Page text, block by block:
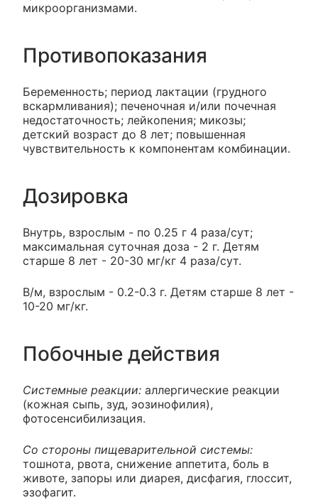
микроорганизмами.
Противопоказания
Беременность; период лактации (грудного
вскармливания); печеночная и/или почечная
недостаточность; лейкопения; микозы;
детский возраст до 8 лет; повышенная
чувствительность к компонентам комбинации.
Дозировка
Внутрь, взрослым - по 0.25 г 4 раза/сут;
максимальная суточная доза - 2 г. Детям
старше 8 лет - 20-30 мг/кг 4 раза/сут.
В/м, взрослым - 0.2-0.3 г. Детям старше 8 лет -
10-20 мг/кг.
Побочные действия
Системные реакции: аллергические реакции
(кожная сыпь, зуд, эозинофилия),
фотосенсибилизация.
Со стороны пищеварительной системы:
тошнота, рвота, снижение аппетита, боль в
животе, запоры или диарея, дисфагия, глоссит,
эзофагит.